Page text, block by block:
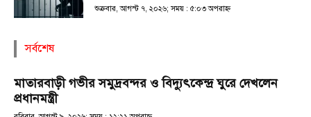
শুক্রবার, আগস্ট ৭, ২০২৬; সময় : ৫:০৩ অপরাহ্ণ
সর্বশেষ
মাতারবাড়ী গভীর সমুদ্রবন্দর ও বিদ্যুৎকেন্দ্র ঘুরে দেখলেন
প্রধানমন্ত্রী